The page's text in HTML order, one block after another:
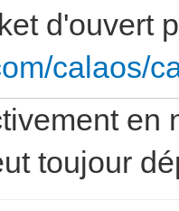
d'ouvert
calaos/
en
toujour